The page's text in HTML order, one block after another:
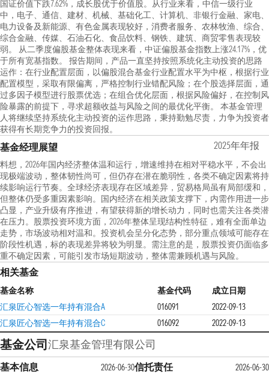
国证价值下跌7.62%，成长股优于价值股。从行业来看，中信一级行业
中，电子、通信、建材、机械、基础化工、计算机、非银行金融、家电、
电力设备及新能源、有色金属表现较好，消费者服务、农林牧渔、综合、
综合金融、传媒、石油石化、食品饮料、钢铁、建筑、商贸零售表现较
弱。 从二季度偏股基金整体表现来看，中证偏股基金指数上涨24.17%，优
于所有宽基指数。 报告期间，产品一直坚持按照系统化主动投资的思路
运作：在行业配置层面，以偏股混合基金行业配置水平为中枢，根据行业
配置模型，采取有限偏离，严格控制行业错配风险；在个股选择层面，通
过多因子模型进行股票优选；在组合优化层面，根据风险偏好，在控制风
险暴露的前提下，寻求超额收益与风险之间的最优化平衡。 本基金管理
人将继续坚持系统化主动投资的运作思路，秉持勤勉尽责，力争为投资者
获得有长期竞争力的投资回报。
基金经理展望 2025年年报
料想，2026年国内经济整体温和运行，增速维持在相对平稳水平，不会出
现极端波动，整体韧性尚可，但仍存在潜在脆弱性，各类不确定因素将持
续影响运行节奏。全球经济表现存在区域差异，贸易格局虽有局部缓和，
但整体仍受多重因素影响。国内经济在相关政策支撑下，内需作用进一步
凸显，产业升级有序推进，有望获得新的增长动力，同时也需关注各类潜
在压力。股票投资环境方面，2026年整体呈现结构性特征，难有全面单边
走势，市场波动相对温和。投资机会呈分化态势，部分重点领域可能存在
阶段性机遇，标的表现差异将较为明显。需注意的是，股票投资仍面临多
重不确定因素，可能引发市场短期波动，整体需兼顾机遇与风险。
相关基金
基金名称 基金代码
成立日期
汇泉匠心智选一年持有混合A
016091
2022-09-13
汇泉匠心智选一年持有混合C
016092 2022-09-13
基金公司汇泉基金管理有限公司
基本信息 2026-06-30信托责任 2026-06-30